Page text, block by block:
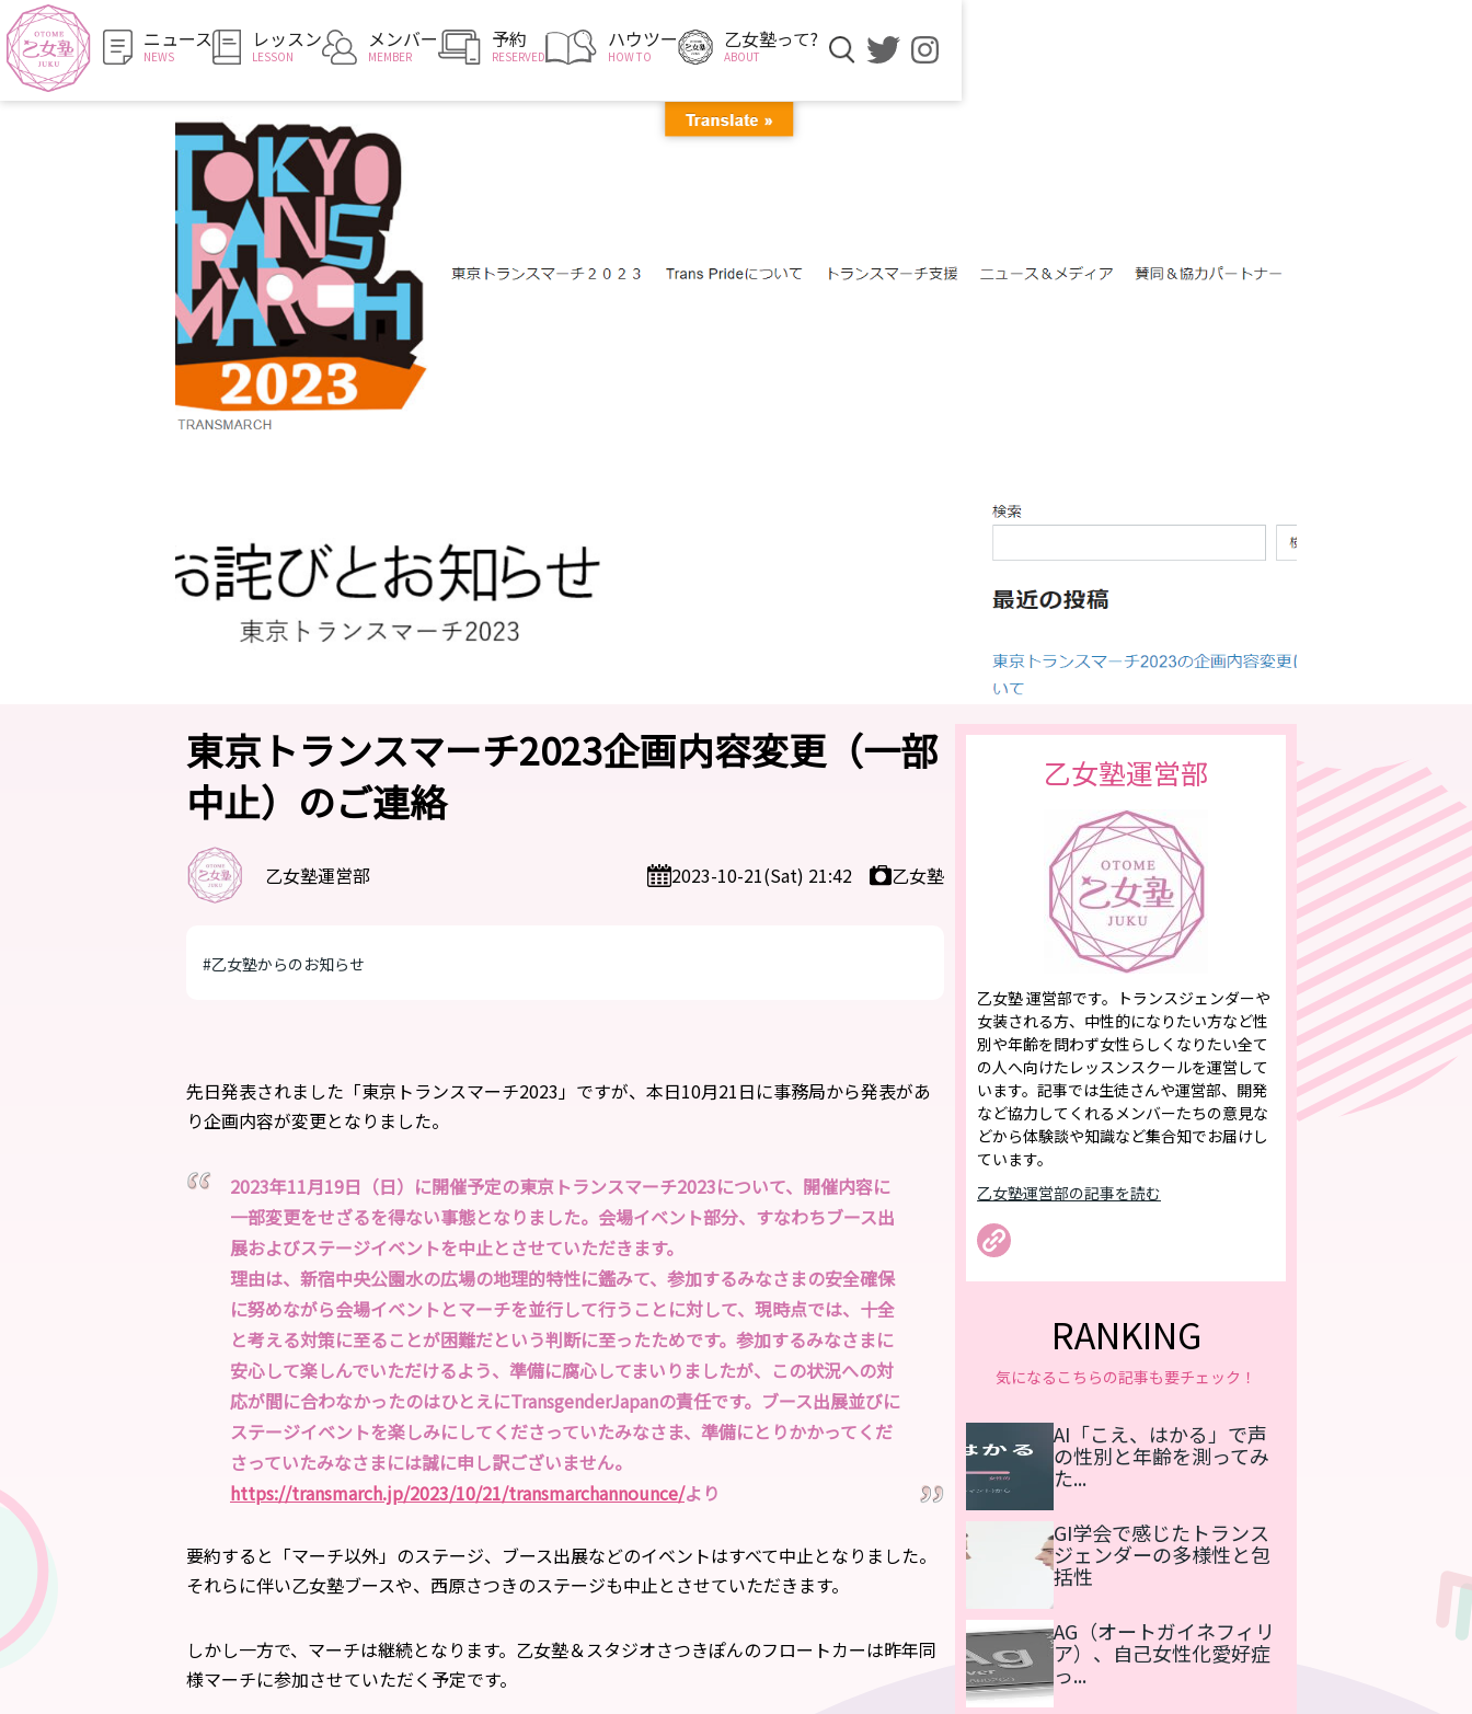
ニュース
NEWS
レッスン
LESSON
メンバー
MEMBER
予約
RESERVED
ハウツー
HOW TO
乙女塾って?
ABOUT
東京トランスマーチ2023企画内容変更（一部
中止）のご連絡
乙女塾運営部 2023-10-21(Sat) 21:42 乙女塾
#乙女塾からのお知らせ
先日発表されました「東京トランスマーチ2023」ですが、本日10月21日に事務局から発表があ
り企画内容が変更となりました。
2023年11月19日（日）に開催予定の東京トランスマーチ2023について、開催内容に
一部変更をせざるを得ない事態となりました。会場イベント部分、すなわちブース出
展およびステージイベントを中止とさせていただきます。
理由は、新宿中央公園水の広場の地理的特性に鑑みて、参加するみなさまの安全確保
に努めながら会場イベントとマーチを並行して行うことに対して、現時点では、十全
と考える対策に至ることが困難だという判断に至ったためです。参加するみなさまに
安心して楽しんでいただけるよう、準備に腐心してまいりましたが、この状況への対
応が間に合わなかったのはひとえにTransgenderJapanの責任です。ブース出展並びに
ステージイベントを楽しみにしてくださっていたみなさま、準備にとりかかってくだ
さっていたみなさまには誠に申し訳ございません。
https://transmarch.jp/2023/10/21/transmarchannounce/より
要約すると「マーチ以外」のステージ、ブース出展などのイベントはすべて中止となりました。
それらに伴い乙女塾ブースや、西原さつきのステージも中止とさせていただきます。
しかし一方で、マーチは継続となります。乙女塾＆スタジオさつきぽんのフロートカーは昨年同
様マーチに参加させていただく予定です。
乙女塾運営部
乙女塾 運営部です。トランスジェンダーや
女装される方、中性的になりたい方など性
別や年齢を問わず女性らしくなりたい全て
の人へ向けたレッスンスクールを運営して
います。記事では生徒さんや運営部、開発
など協力してくれるメンバーたちの意見な
どから体験談や知識など集合知でお届けし
ています。
乙女塾運営部の記事を読む
RANKING
気になるこちらの記事も要チェック！
AI「こえ、はかる」で声
の性別と年齢を測ってみ
た...
GI学会で感じたトランス
ジェンダーの多様性と包
括性
AG（オートガイネフィリ
ア）、自己女性化愛好症
っ...